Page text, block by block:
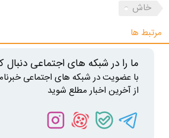
خاش
مرتبط ها
ما را در شبکه های اجتماعی دنبال
با عضویت در شبکه های اجتماعی
از آخرین اخبار مطلع شوید